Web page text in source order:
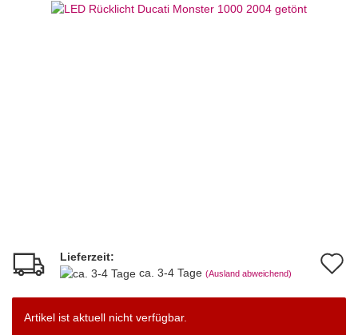
Lieferzeit:
ca. 3-4 Tage (Ausland abweichend)
Artikel ist aktuell nicht verfügbar.